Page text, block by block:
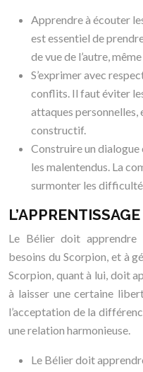
Apprendre à écouter
est essentiel de
de vue de l’autre,
S’exprimer avec
conflits. Il faut éviter
attaques
constructif.
Construire un
les malentendus. La
surmonter les
Le Bélier doit
besoins du Scorpion, et à
Scorpion, quant à lui, doit
à laisser une certaine
l’acceptation de la
une relation harmonieuse.
Le Bélier doit